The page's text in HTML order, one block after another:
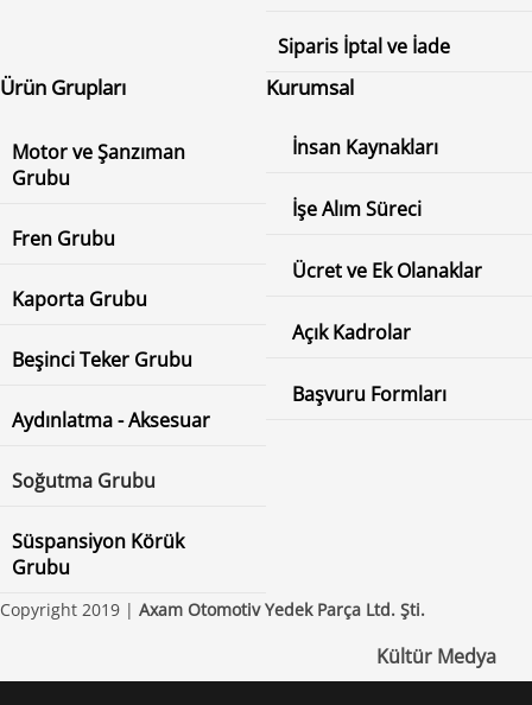
Siparis İptal ve İade
Ürün Grupları
Motor ve Şanzıman
Grubu
Fren Grubu
Kaporta Grubu
Beşinci Teker Grubu
Aydınlatma - Aksesuar
Soğutma Grubu
Süspansiyon Körük
Grubu
Kurumsal
İnsan Kaynakları
İşe Alım Süreci
Ücret ve Ek Olanaklar
Açık Kadrolar
Başvuru Formları
Copyright 2019 | Axam Otomotiv Yedek Parça Ltd. Şti.
Kültür Medya